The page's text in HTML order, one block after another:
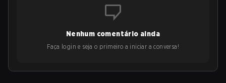
Nenhum comentário ainda
Faça login e seja o primeiro a iniciar a conversa!